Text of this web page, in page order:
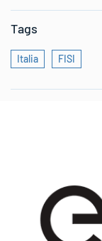
Tags
Italia FISI